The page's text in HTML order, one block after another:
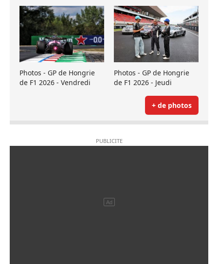
Photos - GP de Hongrie
de F1 2026 - Vendredi
Photos - GP de Hongrie
de F1 2026 - Jeudi
+ de photos